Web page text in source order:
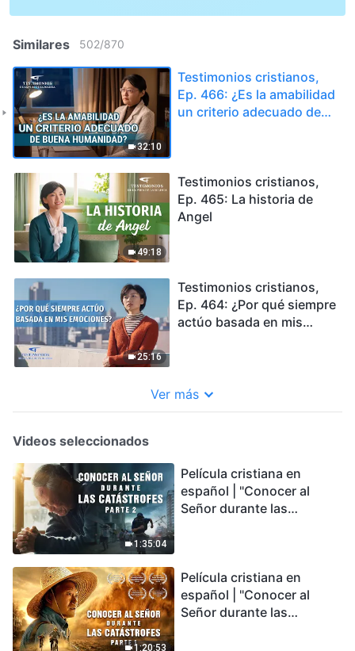
Similares 502/870
32:10
Testimonios cristianos,
Ep. 466: ¿Es la amabilidad
un criterio adecuado de
49:18
Testimonios cristianos,
Ep. 465: La historia de
Angel
25:16
Testimonios cristianos,
Ep. 464: ¿Por qué siempre
actúo basada en mis
Ver más
Videos seleccionados
1:35:04
Película cristiana en
español | "Conocer al
Señor durante las
podemos sobrevivir?
1:20:53
Película cristiana en
español | "Conocer al
Señor durante las